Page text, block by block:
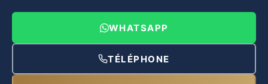
WHATSAPP
TÉLÉPHONE